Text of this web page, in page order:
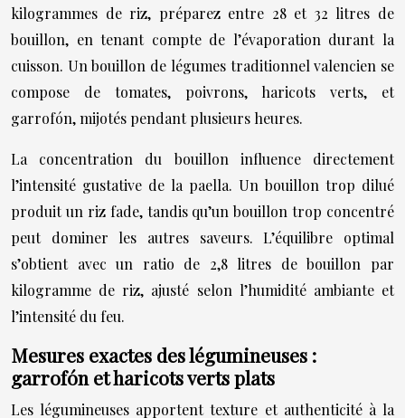
kilogrammes de riz, préparez entre 28 et 32 litres de
bouillon, en tenant compte de l’évaporation durant la
cuisson. Un bouillon de légumes traditionnel valencien se
compose de tomates, poivrons, haricots verts, et
garrofón, mijotés pendant plusieurs heures.
La concentration du bouillon influence directement
l’intensité gustative de la paella. Un bouillon trop dilué
produit un riz fade, tandis qu’un bouillon trop concentré
peut dominer les autres saveurs. L’équilibre optimal
s’obtient avec un ratio de 2,8 litres de bouillon par
kilogramme de riz, ajusté selon l’humidité ambiante et
l’intensité du feu.
Mesures exactes des légumineuses :
garrofón et haricots verts plats
Les légumineuses apportent texture et authenticité à la